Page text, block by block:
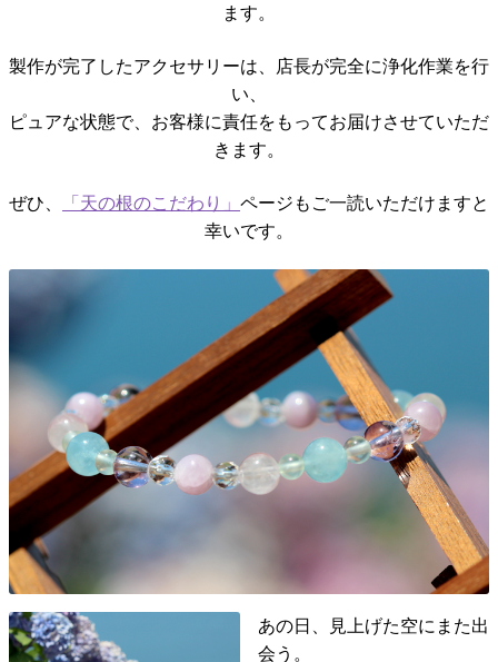
ます。
製作が完了したアクセサリーは、店長が完全に浄化作業を行
い、
ピュアな状態で、お客様に責任をもってお届けさせていただ
きます。
ぜひ、 「天の根のこだわり」 ページもご一読いただけますと
幸いです。
あの日、見上げた空にまた出
会う。